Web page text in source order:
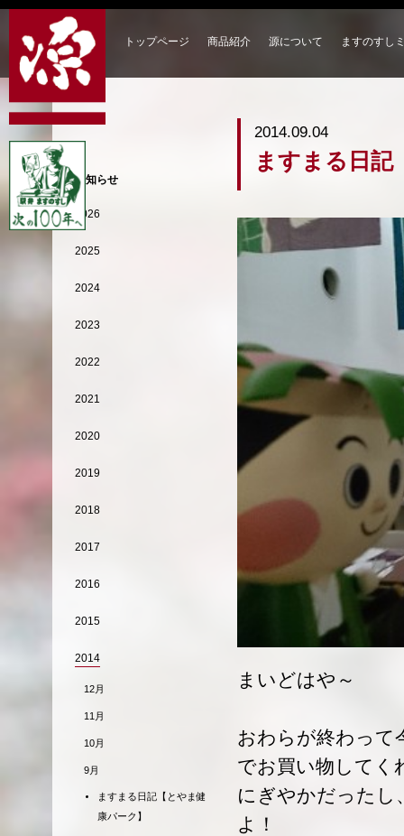
トップページ 商品紹介 源について ますのすし
2014.09.04
ますまる日記
まいどはや～
おわらが終わって
でお買い物してく
にぎやかだったし
よ！
お知らせ
2026
2025
2024
2023
2022
2021
2020
2019
2018
2017
2016
2015
2014
12月
11月
10月
9月
ますまる日記【とやま健
康パーク】